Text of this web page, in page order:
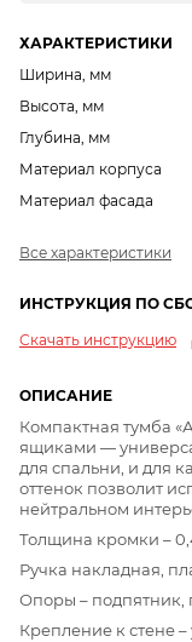
ХАРАКТЕРИСТИКИ
Ширина, мм
Высота, мм
Глубина, мм
Материал корпуса
Материал фасада
Все характеристики
ИНСТРУКЦИЯ ПО
Скачать инструкцию
ОПИСАНИЕ
Компактная тумба
ящиками —
для спальни, и для
оттенок позволит
нейтральном
Толщина кромки –
Ручка накладная,
Опоры – подпятник,
Крепление к стене